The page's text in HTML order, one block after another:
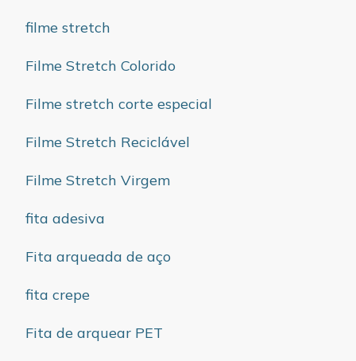
filme stretch
Filme Stretch Colorido
Filme stretch corte especial
Filme Stretch Reciclável
Filme Stretch Virgem
fita adesiva
Fita arqueada de aço
fita crepe
Fita de arquear PET